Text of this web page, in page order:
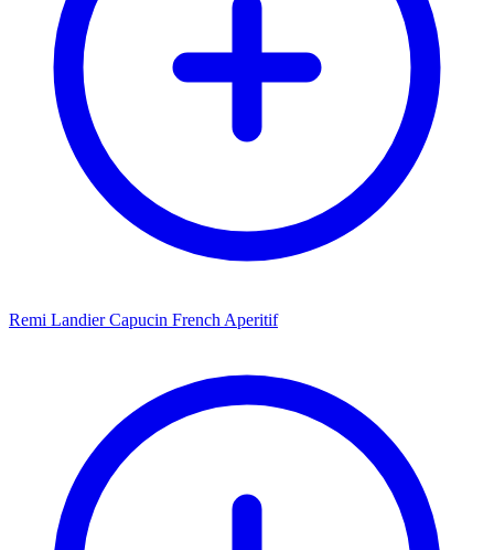
Remi Landier Capucin French Aperitif